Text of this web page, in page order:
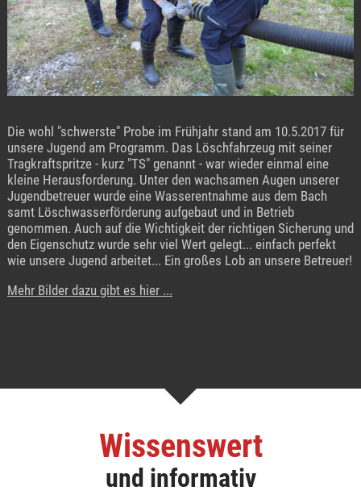
Die wohl "schwerste" Probe im Frühjahr stand am 10.5.2017 für
unsere Jugend am Programm. Das Löschfahrzeug mit seiner
Tragkraftspritze - kurz "TS" genannt - war wieder einmal eine
kleine Herausforderung. Unter den wachsamen Augen unserer
Jugendbetreuer wurde eine Wasserentnahme aus dem Bach
samt Löschwasserförderung aufgebaut und in Betrieb
genommen. Auch auf die Wichtigkeit der richtigen Sicherung und
den Eigenschutz wurde sehr viel Wert gelegt... einfach perfekt
wie unsere Jugend arbeitet... Ein großes Lob an unsere Betreuer!
Mehr Bilder dazu gibt es hier ...
Wissenswert
und informativ